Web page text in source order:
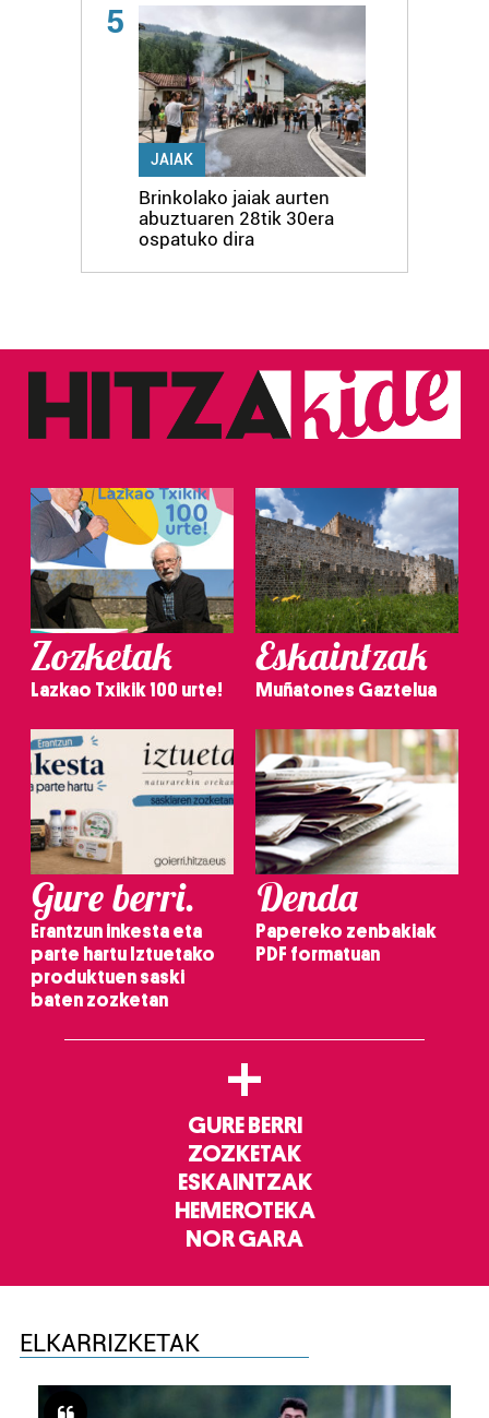
5
JAIAK
Brinkolako jaiak aurten
abuztuaren 28tik 30era
ospatuko dira
Zozketak
Lazkao Txikik 100 urte!
Eskaintzak
Muñatones Gaztelua
Gure berri.
Erantzun inkesta eta
parte hartu Iztuetako
produktuen saski
baten zozketan
Denda
Papereko zenbakiak
PDF formatuan
+
GURE BERRI
ZOZKETAK
ESKAINTZAK
HEMEROTEKA
NOR GARA
ELKARRIZKETAK